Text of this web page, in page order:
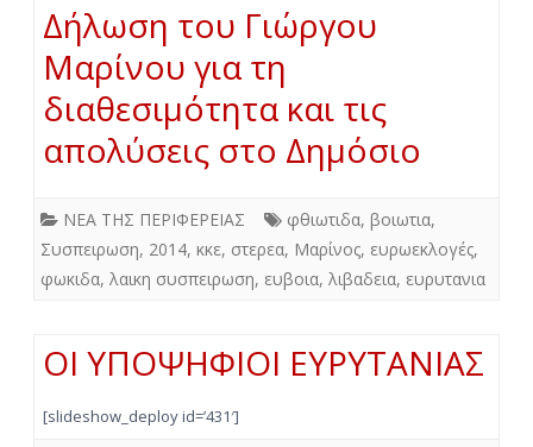
Δήλωση του Γιώργου
Μαρίνου για τη
διαθεσιμότητα και τις
απολύσεις στο Δημόσιο
ΝΕΑ ΤΗΣ ΠΕΡΙΦΕΡΕΙΑΣ φθιωτιδα, βοιωτια,
Συσπειρωση, 2014, κκε, στερεα, Μαρίνος, ευρωεκλογές,
φωκιδα, λαικη συσπειρωση, ευβοια, λιβαδεια, ευρυτανια
ΟΙ ΥΠΟΨΗΦΙΟΙ ΕΥΡΥΤΑΝΙΑΣ
[slideshow_deploy id=’431′]